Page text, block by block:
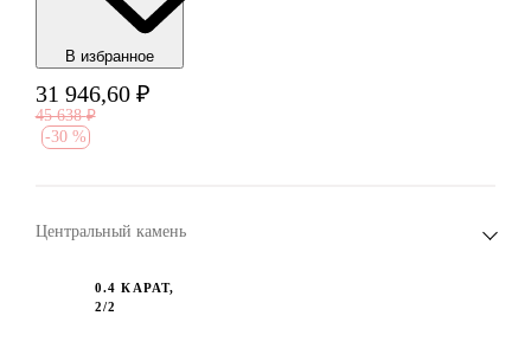
В избранноe
31 946,60 ₽
45 638 ₽
-30 %
Центральный камень
0.4 КАРАТ,
2/2